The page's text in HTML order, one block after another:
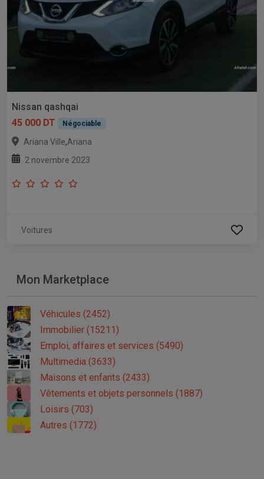
Nissan qashqai
45 000 DT
Négociable
Ariana Ville,Ariana
2 novembre 2023
Voitures
Mon Marketplace
Véhicules (2452)
Immobilier (15211)
Emploi, affaires et services (5490)
Multimedia (3633)
Maisons et enfants (2433)
Vêtements et objets personnels (1887)
Loisirs (703)
Autres (1772)